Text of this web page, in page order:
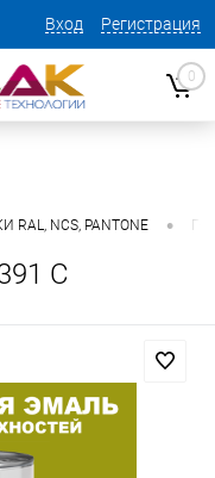
Вход Регистрация
0
RAL, NCS, PANTONE •
C